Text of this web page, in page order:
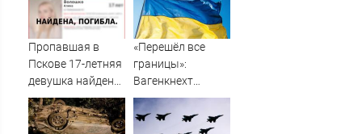
по реке
08/08/2026 –
Новости
выполнить
условия Путина
Пропавшая в
Пскове 17-летняя
девушка найдена
мертвой
«Перешёл все
границы»:
Вагенкнехт
жёстко ответила
послу Украины